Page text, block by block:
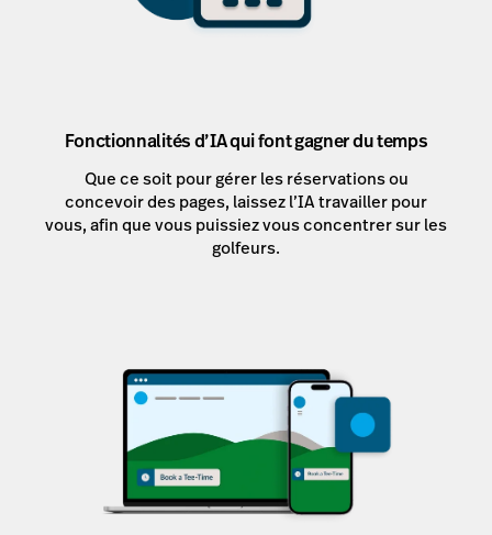
Fonctionnalités d’IA qui font gagner du temps
Que ce soit pour gérer les réservations ou
concevoir des pages, laissez l’IA travailler pour
vous, afin que vous puissiez vous concentrer sur les
golfeurs.